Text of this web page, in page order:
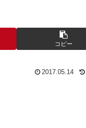
コピー
2017.05.14